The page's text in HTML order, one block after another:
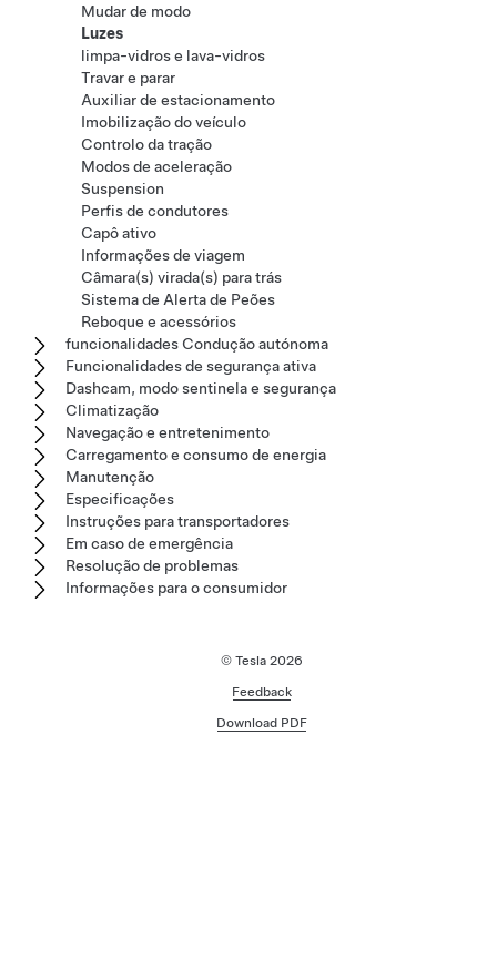
Mudar de modo
Luzes
limpa-vidros e lava-vidros
Travar e parar
Auxiliar de estacionamento
Imobilização do veículo
Controlo da tração
Modos de aceleração
Suspension
Perfis de condutores
Capô ativo
Informações de viagem
Câmara(s) virada(s) para trás
Sistema de Alerta de Peões
Reboque e acessórios
funcionalidades Condução autónoma
Funcionalidades de segurança ativa
Dashcam, modo sentinela e segurança
Climatização
Navegação e entretenimento
Carregamento e consumo de energia
Manutenção
Especificações
Instruções para transportadores
Em caso de emergência
Resolução de problemas
Informações para o consumidor
© Tesla 2026
Feedback
Download PDF